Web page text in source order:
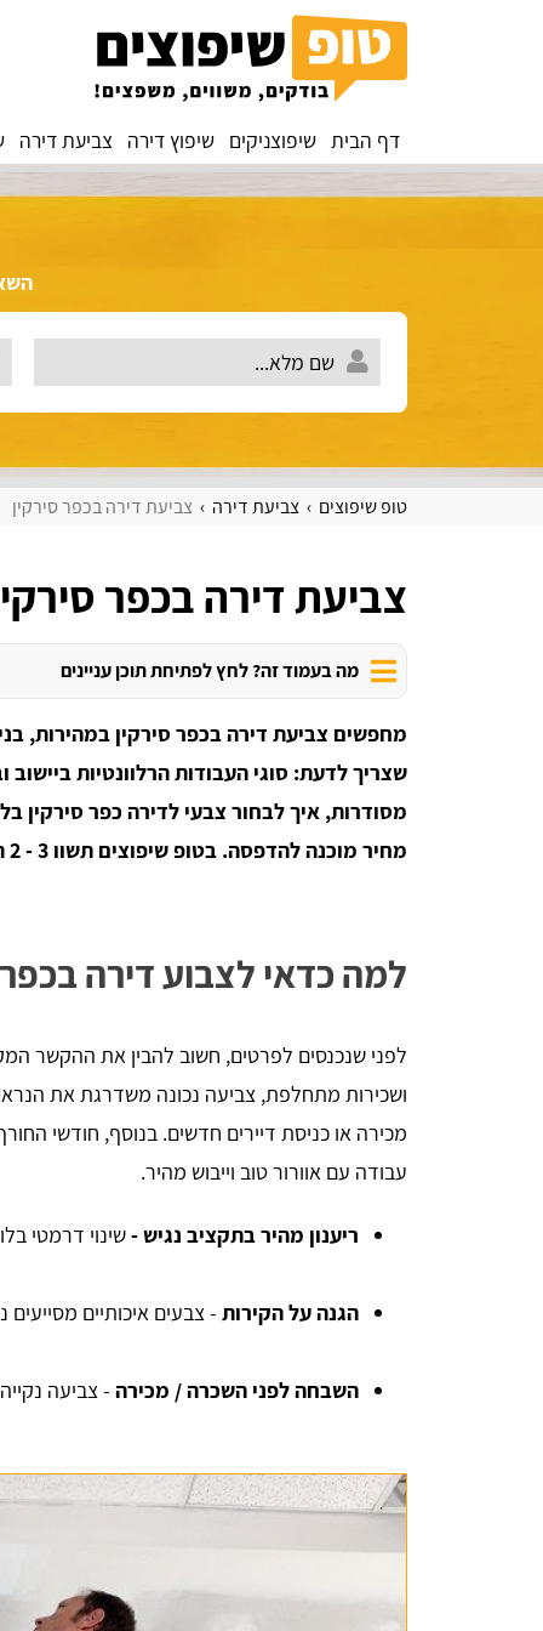
דף הבית שיפוצניקים שיפוץ דירה צביעת דירה
טופ שיפוצים צביעת דירה צביעת דירה בכפר סירקין
צביעת דירה בכפר
מה בעמוד זה? לחץ לפתיחת תוכן עניינים
מחפשים צביעת דירה בכפר סירקין במהירות,
שצריך לדעת: סוגי העבודות הרלוונטיות
מסודרות, איך לבחור צבעי לדירה כפר סירקין
מחיר מוכנה להדפסה. בטופ שיפוצים תשוו 3 - 2 הצעות מצבעים זמינים - חינם וללא התחייבות.
למה כדאי לצבוע דירה בכפר
לפני שנכנסים לפרטים, חשוב להבין את ההקשר
ושכירות מתחלפת, צביעה נכונה משדרגת את
מכירה או כניסת דיירים חדשים. בנוסף, חודשי
עבודה עם אוורור טוב וייבוש מהיר.
ריענון מהיר בתקציב נגיש -שינוי דרמטי
הגנה על הקירות - צבעים איכותיים
השבחה לפני השכרה / מכירה - צביעה